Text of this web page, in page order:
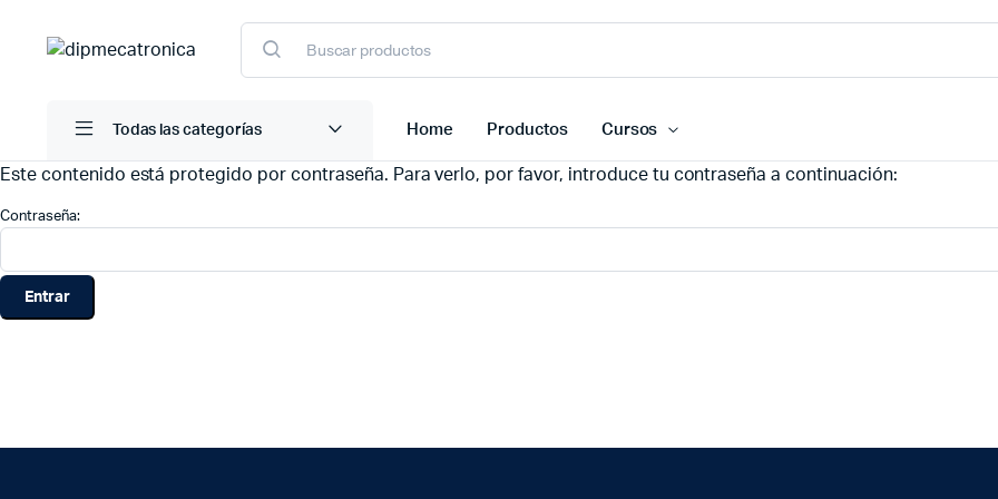
Todas las categorías Home Productos Cursos
Este contenido está protegido por contraseña. Para verlo, por favor, introduce tu contraseña a continuación:
Contraseña: